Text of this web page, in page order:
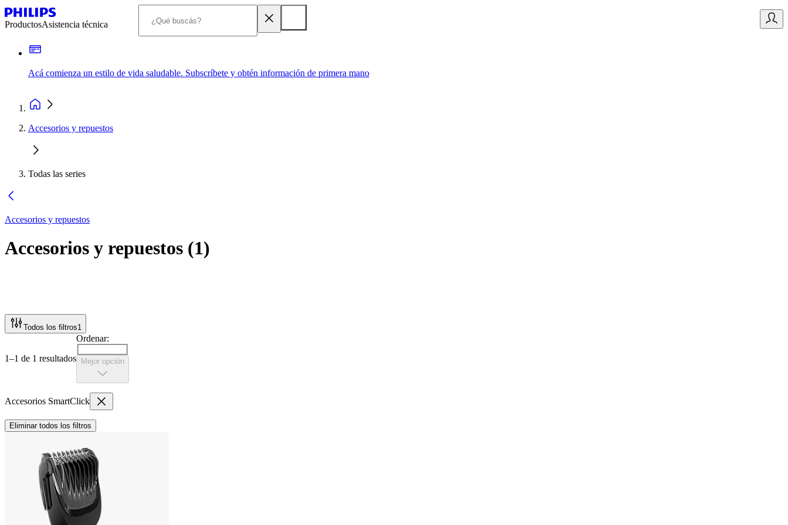
ProductosAsistencia técnica
Acá comienza un estilo de vida saludable. Subscríbete y obtén información de primera mano
Accesorios y repuestos
Todas las series
Accesorios y repuestos
Accesorios y repuestos (1)
Todos los filtros1
1–1 de 1 resultados
Ordenar:
Mejor opción
Accesorios SmartClick
Eliminar todos los filtros